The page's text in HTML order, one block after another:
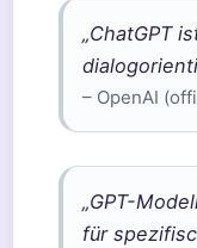
„ChatGPT
– OpenAI
„GPT-
für